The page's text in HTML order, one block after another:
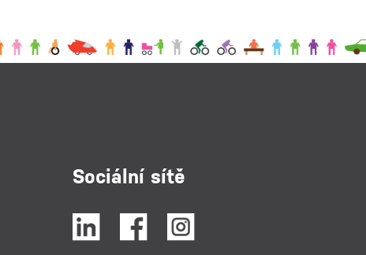
Sociální sítě